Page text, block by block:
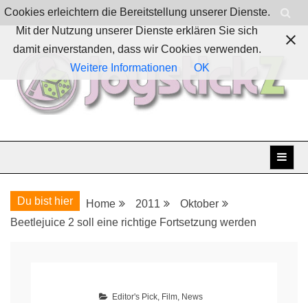
Skip
to
content
JoystickZ
Du bist hier Home 2011
Oktober
Beetlejuice 2 soll eine richtige Fortsetzung werden
Editor's Pick, Film, News
Cookies erleichtern die Bereitstellung unserer Dienste.
Mit der Nutzung unserer Dienste erklären Sie sich
damit einverstanden, dass wir Cookies verwenden.
Weitere Informationen
OK